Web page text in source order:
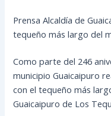
Prensa Alcaldía de
tequeño más largo del
Como parte del 246
municipio Guaicaipuro
con el tequeño más
Guaicaipuro de Los